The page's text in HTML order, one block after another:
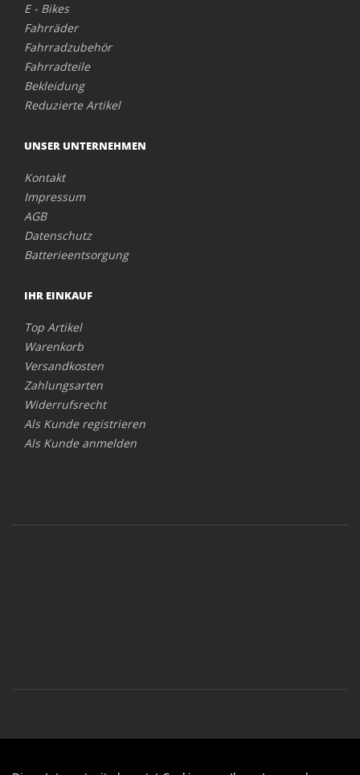
E - Bikes
Fahrräder
Fahrradzubehör
Fahrradteile
Bekleidung
Reduzierte Artikel
UNSER UNTERNEHMEN
Kontakt
Impressum
AGB
Datenschutz
Batterieentsorgung
IHR EINKAUF
Top Artikel
Warenkorb
Versandkosten
Zahlungsarten
Widerrufsrecht
Als Kunde registrieren
Als Kunde anmelden